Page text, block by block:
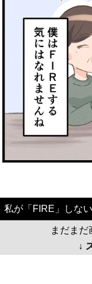
私が「FIRE」しな
まだまだ
↓